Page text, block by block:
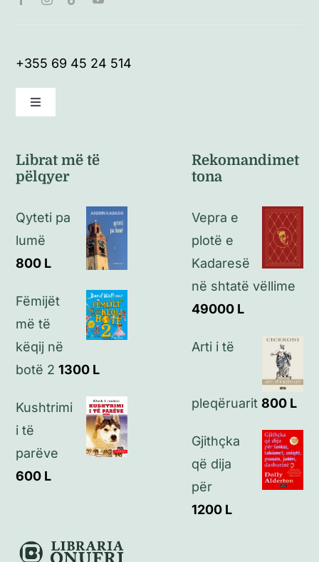
+355 69 45 24 514
Toggle
Politikat e kthimeve
Politikat e privatësisë
Kontakt
Librat më të
pëlqyer
Qyteti pa
lumë
800 L
Fëmijët
më të
këqij në
botë 2 1300 L
Kushtrimi
i të
parëve
600 L
Rekomandimet
tona
Vepra e
plotë e
Kadaresë
në shtatë vëllime
49000 L
Arti i të
pleqëruarit 800 L
Gjithçka
që dija
për
1200 L